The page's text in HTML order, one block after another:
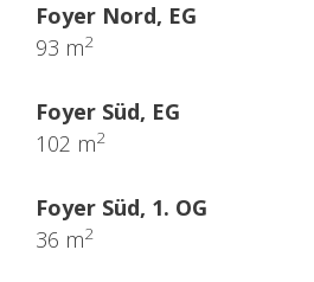
Foyer Nord, EG
93 m2
Foyer Süd, EG
102 m2
Foyer Süd, 1. OG
36 m2